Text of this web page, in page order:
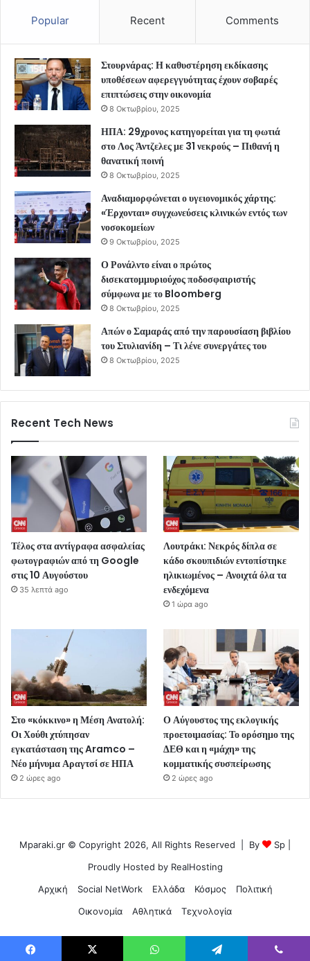
Popular Recent Comments
Στουρνάρας: Η καθυστέρηση εκδίκασης
υποθέσεων αφερεγγυότητας έχουν σοβαρές
επιπτώσεις στην οικονομία
8 Οκτωβρίου, 2025
ΗΠΑ: 29χρονος κατηγορείται για τη φωτιά
στο Λος Άντζελες με 31 νεκρούς – Πιθανή η
θανατική ποινή
8 Οκτωβρίου, 2025
Αναδιαμορφώνεται ο υγειονομικός χάρτης:
«Έρχονται» συγχωνεύσεις κλινικών εντός των
νοσοκομείων
9 Οκτωβρίου, 2025
Ο Ρονάλντο είναι ο πρώτος
δισεκατομμυριούχος ποδοσφαιριστής
σύμφωνα με το Bloomberg
8 Οκτωβρίου, 2025
Απών ο Σαμαράς από την παρουσίαση βιβλίου
του Στυλιανίδη – Τι λένε συνεργάτες του
8 Οκτωβρίου, 2025
Recent Tech News
Τέλος στα αντίγραφα ασφαλείας
φωτογραφιών από τη Google
στις 10 Αυγούστου
35 λεπτά ago
Λουτράκι: Νεκρός δίπλα σε
κάδο σκουπιδιών εντοπίστηκε
ηλικιωμένος – Ανοιχτά όλα τα
ενδεχόμενα
1 ώρα ago
Στο «κόκκινο» η Μέση Ανατολή:
Οι Χούθι χτύπησαν
εγκατάσταση της Aramco –
Νέο μήνυμα Αραγτσί σε ΗΠΑ
2 ώρες ago
Ο Αύγουστος της εκλογικής
προετοιμασίας: Το ορόσημο της
ΔΕΘ και η «μάχη» της
κομματικής συσπείρωσης
2 ώρες ago
Mparaki.gr © Copyright 2026, All Rights Reserved | By Sp
Proudly Hosted by RealHosting
Αρχική
Social NetWork Ελλάδα Κόσμος
Πολιτική
Οικονομία
Αθλητικά Τεχνολογία